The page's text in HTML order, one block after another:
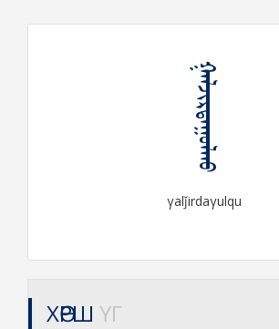
ᠭᠠᠯᠵᠢᠷᠳᠠᠭᠤᠯᠬᠤ
γalǰirdaγulqu
ХӨРШ ҮГ